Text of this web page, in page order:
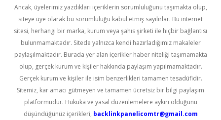
Ancak, üyelerimiz yazdıkları içeriklerin sorumluluğunu taşımakta olup,
siteye üye olarak bu sorumluluğu kabul etmiş sayılırlar. Bu internet
sitesi, herhangi bir marka, kurum veya şahıs şirketi ile hiçbir bağlantısı
bulunmamaktadır. Sitede yalnızca kendi hazırladığımız makaleler
paylaşılmaktadır. Burada yer alan içerikler haber niteliği taşımamakta
olup, gerçek kurum ve kişiler hakkında paylaşım yapılmamaktadır.
Gerçek kurum ve kişiler ile isim benzerlikleri tamamen tesadüfidir.
Sitemiz, kar amacı gütmeyen ve tamamen ücretsiz bir bilgi paylaşım
platformudur. Hukuka ve yasal düzenlemelere aykırı olduğunu
düşündüğünüz içerikleri, backlinkpanelicomtr@gmail.com